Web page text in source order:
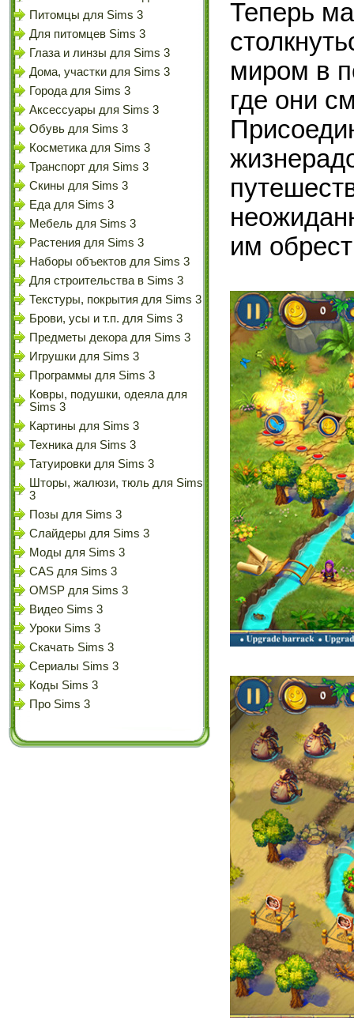
Питомцы для Sims 3
Для питомцев Sims 3
Глаза и линзы для Sims 3
Дома, участки для Sims 3
Города для Sims 3
Аксессуары для Sims 3
Обувь для Sims 3
Косметика для Sims 3
Транспорт для Sims 3
Скины для Sims 3
Еда для Sims 3
Мебель для Sims 3
Растения для Sims 3
Наборы объектов для Sims 3
Для строительства в Sims 3
Текстуры, покрытия для Sims 3
Брови, усы и т.п. для Sims 3
Предметы декора для Sims 3
Игрушки для Sims 3
Программы для Sims 3
Ковры, подушки, одеяла для
Sims 3
Картины для Sims 3
Техника для Sims 3
Татуировки для Sims 3
Шторы, жалюзи, тюль для Sims
3
Позы для Sims 3
Слайдеры для Sims 3
Моды для Sims 3
CAS для Sims 3
OMSP для Sims 3
Видео Sims 3
Уроки Sims 3
Скачать Sims 3
Сериалы Sims 3
Коды Sims 3
Про Sims 3
Теперь
миром в
где они
им